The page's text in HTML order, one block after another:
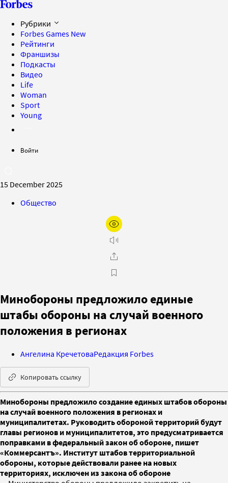
Рубрики
Forbes Games New
Рейтинги
Франшизы
Подкасты
Видео
Life
Woman
Sport
Young
Войти
15 December 2025
Общество
Минобороны предложило единые
штабы обороны на случай военного
положения в регионах
Ангелина КречетоваРедакция Forbes
Копировать ссылку
Минобороны предложило создание единых штабов обороны
на случай военного положения в регионах и
муниципалитетах. Руководить обороной территорий будут
главы регионов и муниципалитетов, это предусматривается
поправками в федеральный закон об обороне, пишет
«Коммерсантъ». Институт штабов территориальной
обороны, которые действовали ранее на новых
территориях, исключен из закона об обороне